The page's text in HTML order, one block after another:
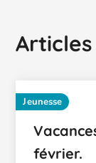
Articles
Jeunesse
février.